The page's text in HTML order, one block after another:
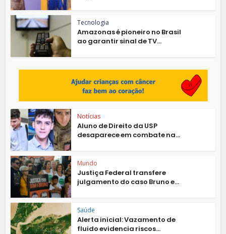
Tecnologia
Amazonas é pioneiro no Brasil
ao garantir sinal de TV...
Notícias
Aluno de Direito da USP
desaparece em combate na...
Mundo
Justiça Federal transfere
julgamento do caso Bruno e...
Saúde
Alerta inicial: Vazamento de
fluido evidencia riscos...